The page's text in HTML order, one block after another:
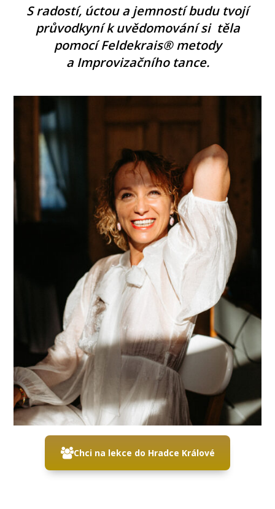
S radostí, úctou a jemností budu tvojí
průvodkyní k uvědomování si těla
pomocí Feldekrais® metody
a Improvizačního tance.
Chci na lekce do Hradce Králové